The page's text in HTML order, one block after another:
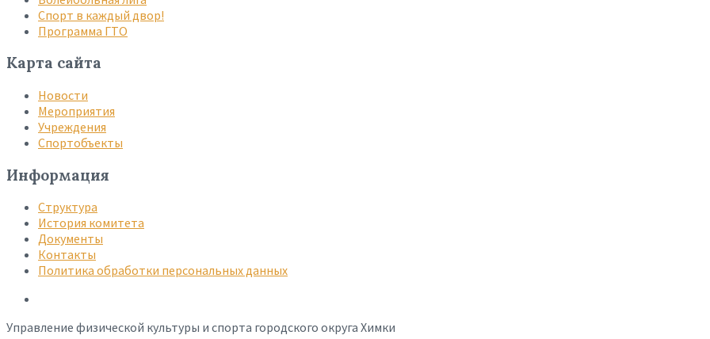
Спорт в каждый двор!
Программа ГТО
Карта сайта
Новости
Мероприятия
Учреждения
Спортобъекты
Информация
Структура
История комитета
Документы
Контакты
Политика обработки персональных данных
Управление физической культуры и спорта городского округа Химки